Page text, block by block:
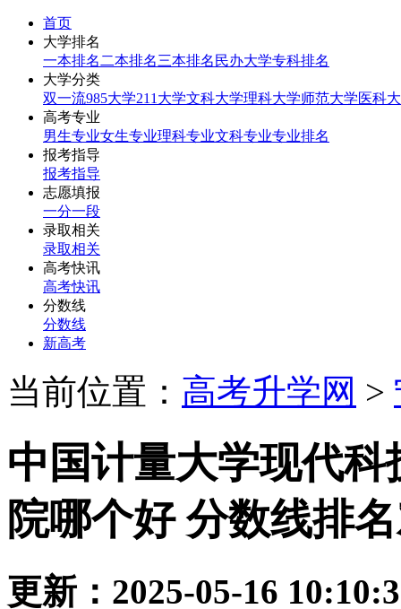
首页
大学排名
一本排名 二本排名三本排名 民办大学专科排名
大学分类
双一流985大学211大学文科大学理科大学师范大学医科
高考专业
男生专业女生专业理科专业文科专业专业排名
报考指导
报考指导
志愿填报
一分一段
录取相关
录取相关
高考快讯
高考快讯
分数线
分数线
新高考
当前位置： 高考升学网 >
中国计量大学现代
院哪个好 分数线排
更新：2025-05-16